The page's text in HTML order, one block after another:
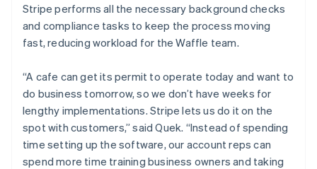
Stripe performs all the necessary background checks
and compliance tasks to keep the process moving
fast, reducing workload for the Waffle team.
“A cafe can get its permit to operate today and want to
do business tomorrow, so we don’t have weeks for
lengthy implementations. Stripe lets us do it on the
spot with customers,” said Quek. “Instead of spending
time setting up the software, our account reps can
spend more time training business owners and taking